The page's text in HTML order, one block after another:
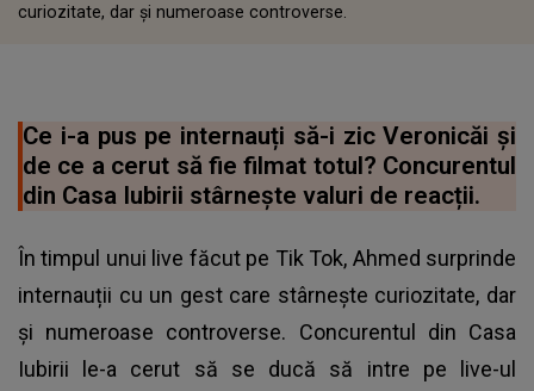
curiozitate, dar și numeroase controverse.
Ce i-a pus pe internauți să-i zic Veronicăi și
de ce a cerut să fie filmat totul? Concurentul
din Casa Iubirii stârnește valuri de reacții.
În timpul unui live făcut pe Tik Tok, Ahmed surprinde
internauții cu un gest care stârnește curiozitate, dar
și numeroase controverse. Concurentul din Casa
Iubirii le-a cerut să se ducă să intre pe live-ul